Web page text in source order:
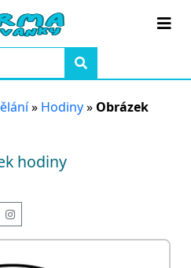
» Hodiny» Obrázek
hodiny